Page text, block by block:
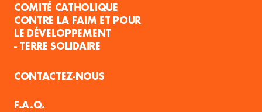
COMITÉ CATHOLIQUE
CONTRE LA FAIM ET POUR
LE DÉVELOPPEMENT
- TERRE SOLIDAIRE
CONTACTEZ-NOUS
F.A.Q.